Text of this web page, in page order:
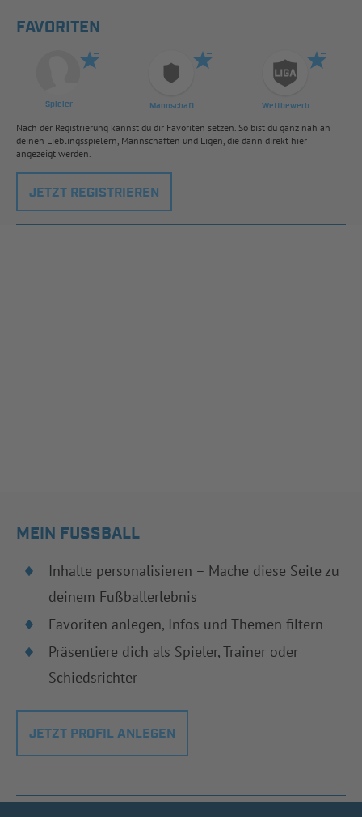
FAVORITEN
Spieler Mannschaft Wettbewerb
Nach der Registrierung kannst du dir Favoriten setzen. So bist du ganz nah an
deinen Lieblingsspielern, Mannschaften und Ligen, die dann direkt hier
angezeigt werden.
JETZT REGISTRIEREN
MEIN FUSSBALL
Inhalte personalisieren – Mache diese Seite zu
deinem Fußballerlebnis
Favoriten anlegen, Infos und Themen filtern
Präsentiere dich als Spieler, Trainer oder
Schiedsrichter
JETZT PROFIL ANLEGEN